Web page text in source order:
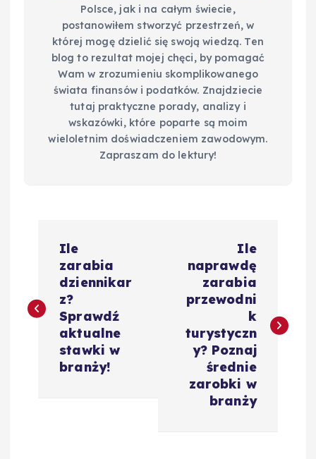
Polsce, jak i na całym świecie,
postanowiłem stworzyć przestrzeń, w
której mogę dzielić się swoją wiedzą. Ten
blog to rezultat mojej chęci, by pomagać
Wam w zrozumieniu skomplikowanego
świata finansów i podatków. Znajdziecie
tutaj praktyczne porady, analizy i
wskazówki, które poparte są moim
wieloletnim doświadczeniem zawodowym.
Zapraszam do lektury!
w
Ile
zarabia
dziennikar
z?
Sprawdź
aktualne
stawki w
branży!
Ile
naprawdę
zarabia
przewodni
k
turystyczn
y? Poznaj
średnie
zarobki w
branży